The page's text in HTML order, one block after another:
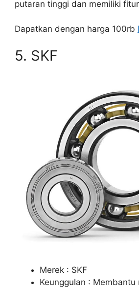
putaran tinggi dan memiliki
Dapatkan dengan harga 100rb
5. SKF
Merek : SKF
Keunggulan : Membantu